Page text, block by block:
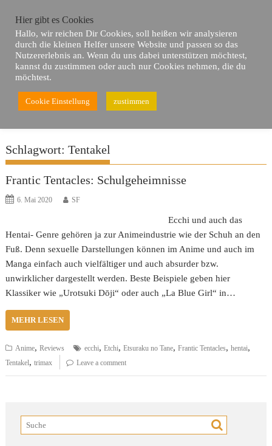
content
Du bist hier Home Tentakel
Schlagwort:Tentakel
Frantic Tentacles: Schulgeheimnisse
6. Mai 2020 SF
Ecchi und auch das
Hentai- Genre gehören ja zur Animeindustrie wie der Schuh an den
Fuß. Denn sexuelle Darstellungen können im Anime und auch im
Manga einfach auch vielfältiger und auch absurder bzw.
unwirklicher dargestellt werden. Beste Beispiele geben hier
Klassiker wie „Urotsuki Dōji“ oder auch „La Blue Girl“ in…
MEHR LESEN
Anime,Reviews ecchi,Etchi,Etsuraku no Tane,Frantic Tentacles,hentai,
Tentakel,trimax Leave a comment
Hier gibt es Cookies
Hallo, wir reichen Dir Cookies, soll heißen wir analysieren
durch die kleinen Helfer unsere Website und passen so das
Nutzererlebnis an. Wenn du uns dabei unterstützen möchtest,
kannst du zustimmen oder auch nur Cookies nehmen, die du
möchtest.
Cookie Einstellung zustimmen